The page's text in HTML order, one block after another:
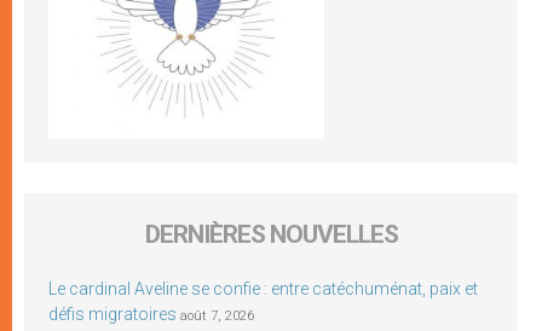
DERNIÈRES NOUVELLES
Le cardinal Aveline se confie : entre catéchuménat, paix et
défis migratoires août 7, 2026